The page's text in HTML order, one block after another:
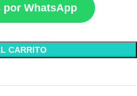
por WhatsApp
CARRITO